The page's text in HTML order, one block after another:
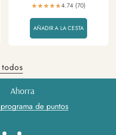
4.74 (70)
AÑADIR A LA CESTA
Ahorra
de puntos